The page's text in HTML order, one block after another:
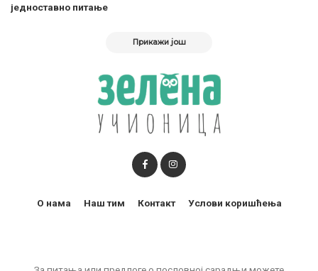
једноставно питање
Прикажи још
О нама Наш тим Контакт Услови коришћења